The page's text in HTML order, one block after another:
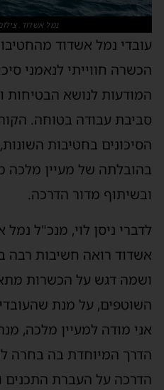
נמל אשדוד.
עובדי נמל אשדוד
הכשרה חווייתי לנאמני
המודעות לנושא הבטיחות
סביבת עבודה בטוחה.
הסיכונים בחטיבות
בהובלתה של מעיין מלכה
ובשיתוף מדור הדרכה.
לדברי ניסן לוי, מנכ"ל
אשדוד רואה חשיבות רבה
ושמה דגש על הכשרות
השוטפים, על מנת
אני מודה למעיין מלכה,
הדרך המיוחדת בה בחרה
הדרכה על העברת התכנים